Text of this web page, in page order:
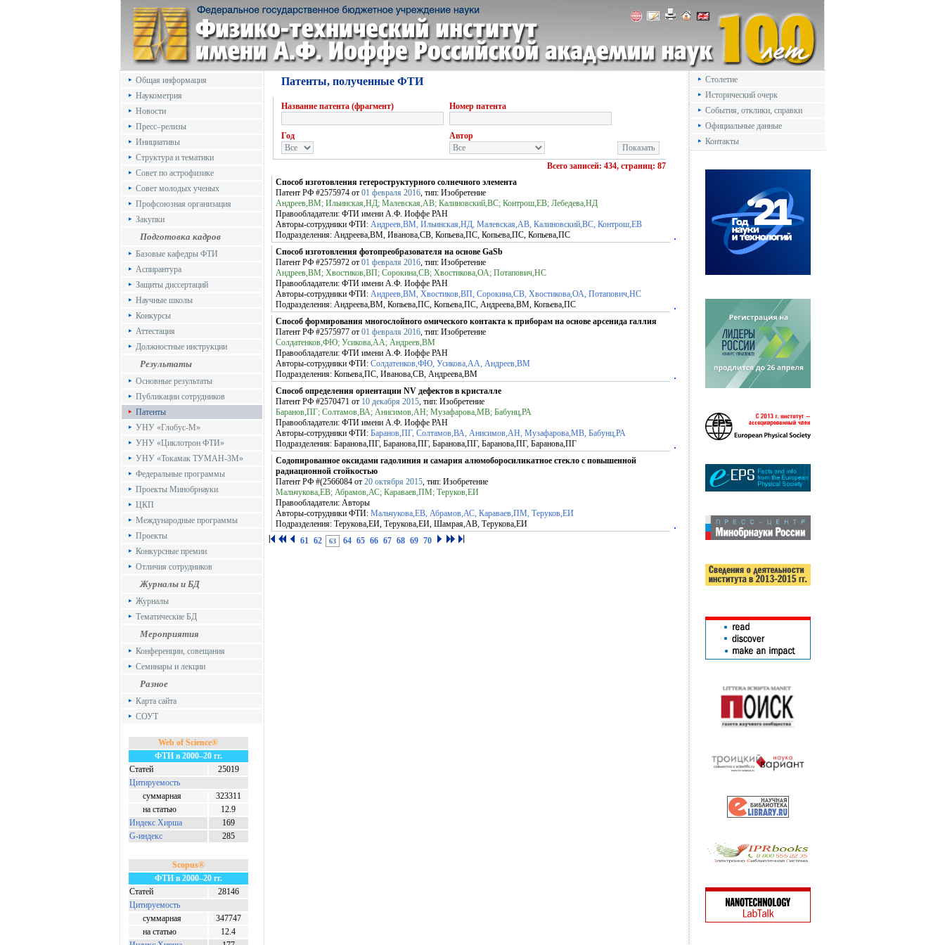
Общая информация
Наукометрия
Новости
Пресс–релизы
Инициативы
Структура и тематики
Совет по астрофизике
Совет молодых ученых
Профсоюзная организация
Закупки
Подготовка кадров
Базовые кафедры ФТИ
Аспирантура
Защиты диссертаций
Научные школы
Конкурсы
Аттестация
Должностные инструкции
Результаты
Основные результаты
Публикации сотрудников
Патенты
УНУ «Глобус-М»
УНУ «Циклотрон ФТИ»
УНУ «Токамак ТУМАН-3М»
Федеральные программы
Проекты Минобрнауки
ЦКП
Международные программы
Проекты
Конкурсные премии
Отличия сотрудников
Журналы и БД
Журналы
Тематические БД
Мероприятия
Конференции, совещания
Семинары и лекции
Разное
Карта сайта
СОУТ
Web of Science®
ФТИ в 2000–20 гг.
Статей
25019
Цитируемость
суммарная
323311
на статью
12.9
Индекс Хирша
169
G-индекс
285
Scopus®
ФТИ в 2000–20 гг.
Статей
28146
Цитируемость
суммарная
347747
на статью
12.4
Патенты, полученные ФТИ
Название патента (фрагмент) Номер патента
Год Автор
Всего записей: 434, страниц: 87
Способ изготовления гетероструктурного солнечного элемента
Патент РФ #2575974от 01 февраля 2016, тип: Изобретение
Андреев,ВМ; Ильинская,НД; Малевская,АВ; Калиновский,ВС; Контрош,ЕВ; Лебедева,НД
Правообладатели: ФТИ имени А.Ф. Иоффе РАН
Авторы-сотрудники ФТИ: Андреев,ВМ, Ильинская,НД, Малевская,АВ, Калиновский,ВС, Контрош,ЕВ
Подразделения: Андреева,ВМ, Иванова,СВ, Копьева,ПС, Копьева,ПС, Копьева,ПС
Способ изготовления фотопреобразователя на основе GaSb
Патент РФ #2575972от 01 февраля 2016, тип: Изобретение
Андреев,ВМ; Хвостиков,ВП; Сорокина,СВ; Хвостикова,ОА; Потапович,НС
Правообладатели: ФТИ имени А.Ф. Иоффе РАН
Авторы-сотрудники ФТИ: Андреев,ВМ, Хвостиков,ВП, Сорокина,СВ, Хвостикова,ОА, Потапович,НС
Подразделения: Андреева,ВМ, Копьева,ПС, Копьева,ПС, Андреева,ВМ, Копьева,ПС
Способ формирования многослойного омического контакта к приборам на основе арсенида галлия
Патент РФ #2575977от 01 февраля 2016, тип: Изобретение
Солдатенков,ФЮ; Усикова,АА; Андреев,ВМ
Правообладатели: ФТИ имени А.Ф. Иоффе РАН
Авторы-сотрудники ФТИ: Солдатенков,ФЮ, Усикова,АА, Андреев,ВМ
Подразделения: Копьева,ПС, Иванова,СВ, Андреева,ВМ
Способ определения ориентации NV дефектов в кристалле
Патент РФ #2570471от 10 декабря 2015, тип: Изобретение
Баранов,ПГ; Солтамов,ВА; Анисимов,АН; Музафарова,МВ; Бабунц,РА
Правообладатели: ФТИ имени А.Ф. Иоффе РАН
Авторы-сотрудники ФТИ: Баранов,ПГ, Солтамов,ВА, Анисимов,АН, Музафарова,МВ, Бабунц,РА
Подразделения: Баранова,ПГ, Баранова,ПГ, Баранова,ПГ, Баранова,ПГ, Баранова,ПГ
Содопированное оксидами гадолиния и самария алюмоборосиликатное стекло с повышенной
радиационной стойкостью
Патент РФ #(2566084от 20 октября 2015, тип: Изобретение
Мальчукова,ЕВ; Абрамов,АС; Караваев,ПМ; Теруков,ЕИ
Правообладатели: Авторы
Авторы-сотрудники ФТИ: Мальчукова,ЕВ, Абрамов,АС, Караваев,ПМ, Теруков,ЕИ
Подразделения: Терукова,ЕИ, Терукова,ЕИ, Шамрая,АВ, Терукова,ЕИ
61 62 63 64 65 66 67 68 69 70
Столетие
Исторический очерк
События, отклики, справки
Официальные данные
Контакты